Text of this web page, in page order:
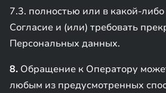
7.3. полностью или в какой-либо
Согласие и (или) требовать
Персональных данных.
8. Обращение к Оператору
любым из предусмотренных